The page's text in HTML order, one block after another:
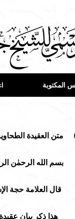
المكتوبة
متن العقيدة
بسم الله الرحمٰن
قال العلامة حجة
هذا ذكر بيان